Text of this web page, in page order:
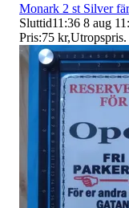
Monark 2 st Silver
Sluttid11:36 8 aug
Pris:75 kr,Utropspris.